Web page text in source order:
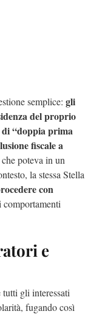
semplice: gli
del proprio
di “doppia prima
fiscale a
poteva in un
la stessa Stella
con
e
gli interessati
fugando così